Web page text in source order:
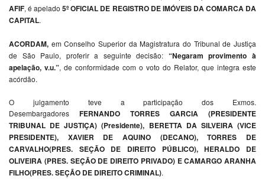
AFIF, é apelado5º OFICIAL DE REGISTRO DE IMÓVEIS DA COMARCA DA
CAPITAL.
ACORDAM, em Conselho Superior da Magistratura do Tribunal de Justiça
de São Paulo, proferir a seguinte decisão: “Negaram provimento à
apelação, v.u.”, de conformidade com o voto do Relator, que integra este
acórdão.
O julgamento teve a participação dos Exmos.
Desembargadores FERNANDO TORRES GARCIA (PRESIDENTE
TRIBUNAL DE JUSTIÇA) (Presidente), BERETTA DA SILVEIRA (VICE
PRESIDENTE), XAVIER DE AQUINO (DECANO), TORRES DE
CARVALHO(PRES. SEÇÃO DE DIREITO PÚBLICO), HERALDO DE
OLIVEIRA (PRES. SEÇÃO DE DIREITO PRIVADO) E CAMARGO ARANHA
FILHO(PRES. SEÇÃO DE DIREITO CRIMINAL).